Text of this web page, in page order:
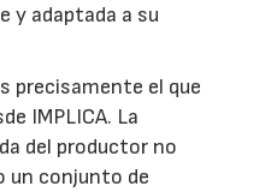
y adaptada a su
precisamente el que
IMPLICA. La
del productor no
un conjunto de